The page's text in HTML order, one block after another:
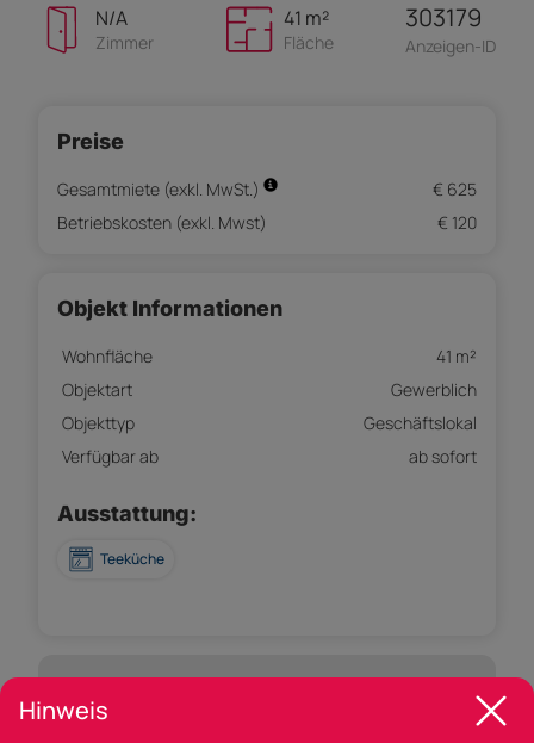
N/A
Zimmer
41 m²
Fläche
303179
Anzeigen-ID
Preise
Gesamtmiete (exkl. MwSt.)
€ 625
Betriebskosten (exkl. Mwst)
€ 120
Objekt Informationen
Wohnfläche
41 m²
Objektart
Gewerblich
Objekttyp
Geschäftslokal
Verfügbar ab
ab sofort
Ausstattung:
Teeküche
Hinweis